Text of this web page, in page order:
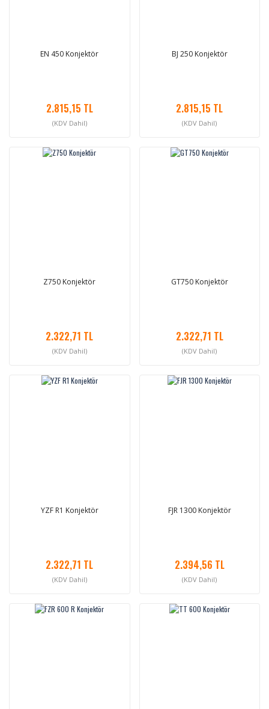
EN 450 Konjektör
2.815,15 TL
(KDV Dahil)
BJ 250 Konjektör
2.815,15 TL
(KDV Dahil)
Z750 Konjektör
2.322,71 TL
(KDV Dahil)
GT750 Konjektör
2.322,71 TL
(KDV Dahil)
YZF R1 Konjektör
2.322,71 TL
(KDV Dahil)
FJR 1300 Konjektör
2.394,56 TL
(KDV Dahil)